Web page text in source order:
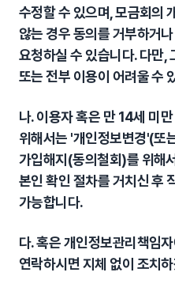
수정할 수 있으며, 모금회의
않는 경우 동의를 거부하거
요청하실 수 있습니다. 다만,
또는 전부 이용이 어려울 수
나. 이용자 혹은 만 14세 미
위해서는 '개인정보변경'(또
가입해지(동의철회)를 위해
본인 확인 절차를 거치신 후
가능합니다.
다. 혹은 개인정보관리책임
연락하시면 지체 없이 조치